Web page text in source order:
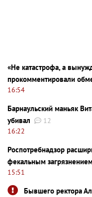
«Не катастрофа, а
прокомментировали
16:54
Барнаульский маньяк
убивал
12
16:22
Роспотребнадзор
фекальным
15:51
Бывшего ректора